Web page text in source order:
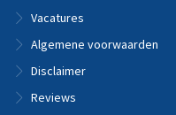
Vacatures
Algemene voorwaarden
Disclaimer
Reviews